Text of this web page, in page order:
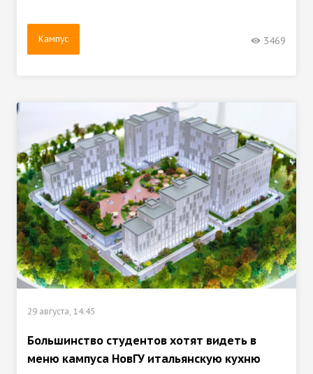
Кампус 3469
29 августа, 14:45
Большинство студентов хотят видеть в
меню кампуса НовГУ итальянскую кухню